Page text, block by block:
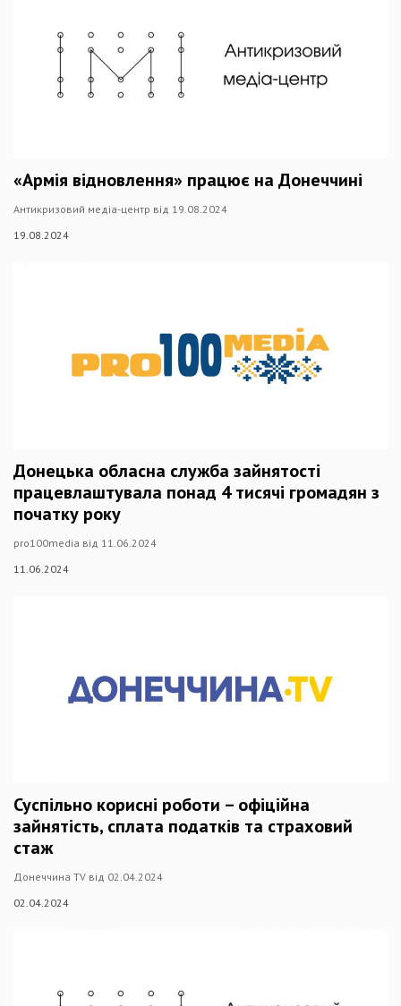
«Армія відновлення» працює на Донеччині
Антикризовий медіа-центр від 19.08.2024
19.08.2024
Донецька обласна служба зайнятості
працевлаштувала понад 4 тисячі громадян з
початку року
pro100media від 11.06.2024
11.06.2024
Суспільно корисні роботи – офіційна
зайнятість, сплата податків та страховий
стаж
Донеччина TV від 02.04.2024
02.04.2024